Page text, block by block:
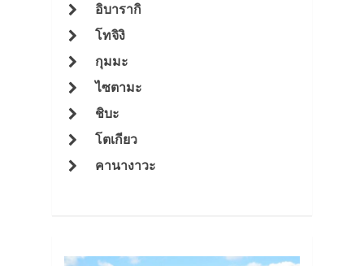
อิบารากิ
โทจิงิ
กุมมะ
ไซตามะ
ชิบะ
โตเกียว
คานางาวะ